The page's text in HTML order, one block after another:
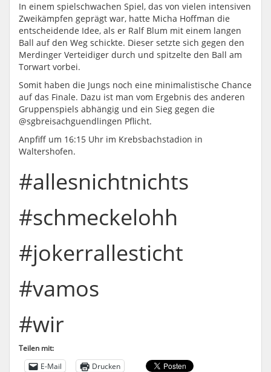
In einem spielschwachen Spiel, das von vielen intensiven
Zweikämpfen geprägt war, hatte Micha Hoffman die
entscheidende Idee, als er Ralf Blum mit einem langen
Ball auf den Weg schickte. Dieser setzte sich gegen den
Merdinger Verteidiger durch und spitzelte den Ball am
Torwart vorbei.
Somit haben die Jungs noch eine minimalistische Chance
auf das Finale. Dazu ist man vom Ergebnis des anderen
Gruppenspiels abhängig und ein Sieg gegen die
@sgbreisachguendlingen Pflicht.
Anpfiff um 16:15 Uhr im Krebsbachstadion in
Waltershofen.
#allesnichtnichts
#schmeckelohh
#jokerrallesticht
#vamos
#wir
Teilen mit:
E-Mail
Drucken